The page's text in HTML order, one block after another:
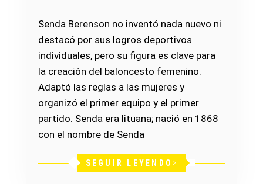
Senda Berenson no inventó nada nuevo ni
destacó por sus logros deportivos
individuales, pero su figura es clave para
la creación del baloncesto femenino.
Adaptó las reglas a las mujeres y
organizó el primer equipo y el primer
partido. Senda era lituana; nació en 1868
con el nombre de Senda
SEGUIR LEYENDO